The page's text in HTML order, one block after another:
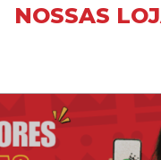
NOSSAS